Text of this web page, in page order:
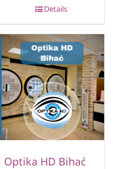
Details
Optika HD Bihać